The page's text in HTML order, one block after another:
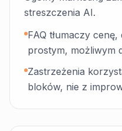
streszczenia AI.
FAQ tłumaczy
prostym, możliwym
Zastrzeżenia
bloków, nie z